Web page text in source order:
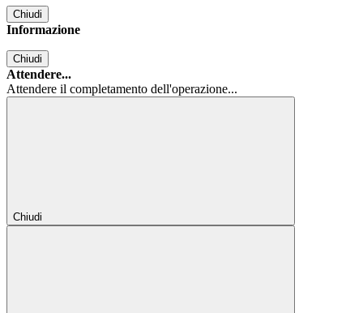
Chiudi
Informazione
Chiudi
Attendere...
Attendere il completamento dell'operazione...
Chiudi